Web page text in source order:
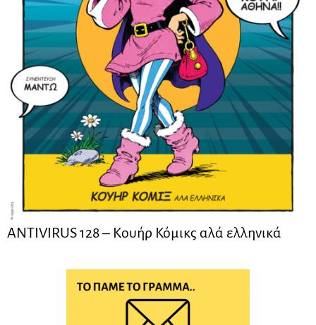
ANTIVIRUS 128 – Kουήρ Κόμικς αλά ελληνικά